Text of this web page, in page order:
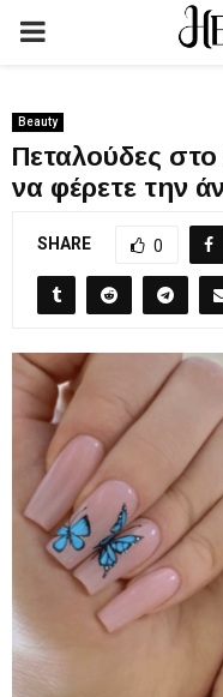
PRIMARY
Beauty
Πεταλούδες
να φέρετε την
SHARE 0